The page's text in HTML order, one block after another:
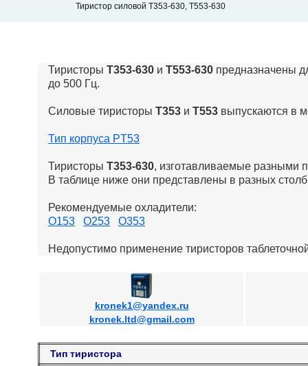
Тиристор силовой Т353-630, Т553-630
Тиристоры Т353-630 и Т553-630 предназначены
до 500 Гц.
Силовые тиристоры Т353 и Т553 выпускаются в
Тип корпуса PT53
Тиристоры Т353-630, изготавливаемые разными
В таблице ниже они представлены в разных
Рекомендуемые охладители:
О153
О253 О353
Недопустимо применение тиристоров
kronek1@yandex.ru
kronek.ltd@gmail.com
Тип тиристора